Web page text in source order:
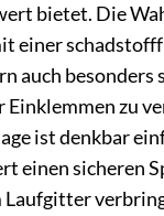
bietet. Die
einer
auch
zu
ist denkbar
einen sicheren